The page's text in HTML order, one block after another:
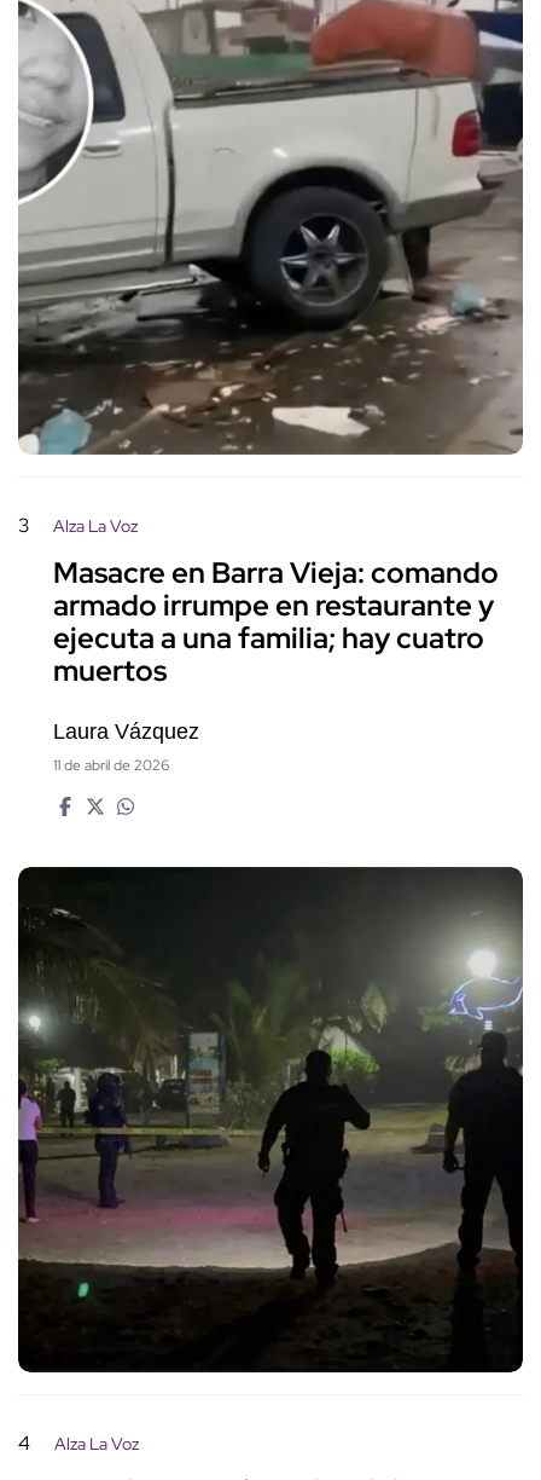
3 Alza La Voz
Masacre en Barra Vieja: comando
armado irrumpe en restaurante y
ejecuta a una familia; hay cuatro
muertos
Laura Vázquez
11 de abril de 2026
4 Alza La Voz